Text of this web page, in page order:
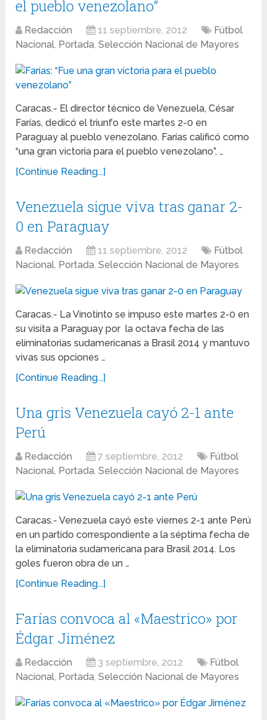
el pueblo venezolano”
Redacción 11 septiembre, 2012
Fútbol
Nacional, Portada,Selección Nacional de Mayores
Caracas.- El director técnico de Venezuela, César
Farías, dedicó el triunfo este martes 2-0 en
Paraguay al pueblo venezolano. Farías calificó como
“una gran victoria para el pueblo venezolano”, …
[Continue Reading...]
Venezuela sigue viva tras ganar 2-
0 en Paraguay
Redacción 11 septiembre, 2012
Fútbol
Nacional, Portada,Selección Nacional de Mayores
Caracas.- La Vinotinto se impuso este martes 2-0 en
su visita a Paraguay por la octava fecha de las
eliminatorias sudamericanas a Brasil 2014 y mantuvo
vivas sus opciones …
[Continue Reading...]
Una gris Venezuela cayó 2-1 ante
Perú
Redacción 7 septiembre, 2012
Fútbol
Nacional, Portada,Selección Nacional de Mayores
Caracas.- Venezuela cayó este viernes 2-1 ante Perú
en un partido correspondiente a la séptima fecha de
la eliminatoria sudamericana para Brasil 2014. Los
goles fueron obra de un …
[Continue Reading...]
Farías convoca al «Maestrico» por
Édgar Jiménez
Redacción 3 septiembre, 2012
Fútbol
Nacional, Portada,Selección Nacional de Mayores